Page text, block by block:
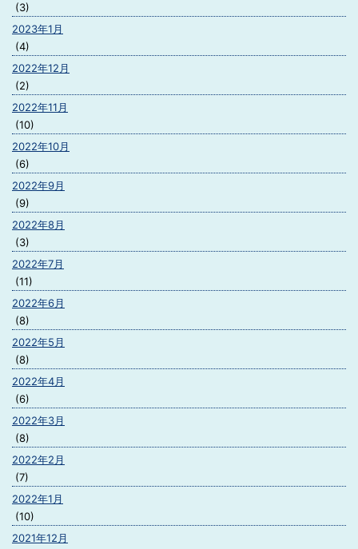
(3)
2023年1月
(4)
2022年12月
(2)
2022年11月
(10)
2022年10月
(6)
2022年9月
(9)
2022年8月
(3)
2022年7月
(11)
2022年6月
(8)
2022年5月
(8)
2022年4月
(6)
2022年3月
(8)
2022年2月
(7)
2022年1月
(10)
2021年12月